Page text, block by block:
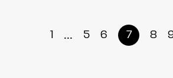
1 ... 5 6 7 8